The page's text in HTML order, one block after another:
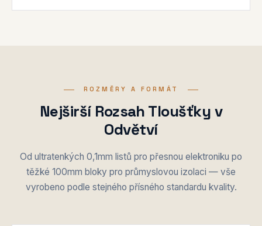
ROZMĚRY A FORMÁT
Nejširší Rozsah Tloušťky v
Odvětví
Od ultratenkých 0,1mm listů pro přesnou elektroniku po
těžké 100mm bloky pro průmyslovou izolaci — vše
vyrobeno podle stejného přísného standardu kvality.